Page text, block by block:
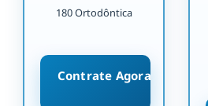
180 Ortodôntica
Contrate Agora